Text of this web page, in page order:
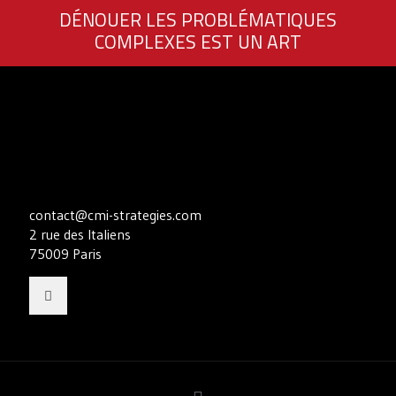
DÉNOUER LES PROBLÉMATIQUES
COMPLEXES EST UN ART
contact@cmi-strategies.com
2 rue des Italiens
75009 Paris